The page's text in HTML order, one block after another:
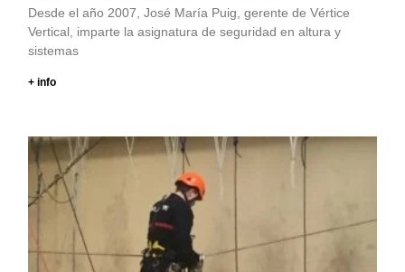
Desde el año 2007, José María Puig, gerente de Vértice
Vertical, imparte la asignatura de seguridad en altura y
sistemas
+ info